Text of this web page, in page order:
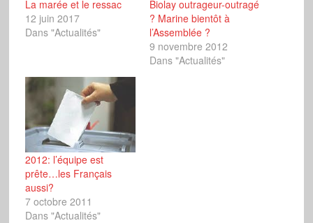
La marée et le ressac
12 juin 2017
Dans "Actualités"
Biolay outrageur-outragé
? Marine bientôt à
l’Assemblée ?
9 novembre 2012
Dans "Actualités"
2012: l’équipe est
prête…les Français
aussi?
7 octobre 2011
Dans "Actualités"